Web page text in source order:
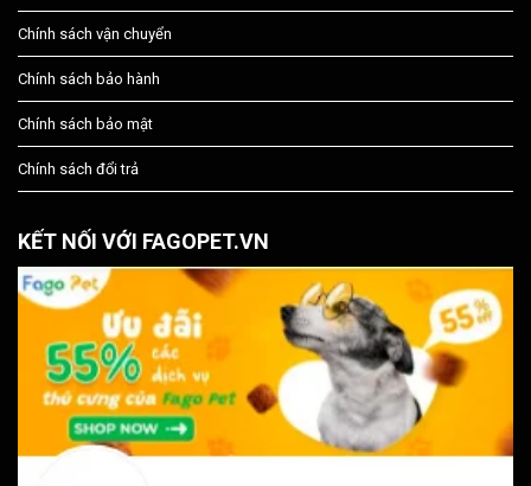
Chính sách vận chuyển
Chính sách bảo hành
Chính sách bảo mật
Chính sách đổi trả
KẾT NỐI VỚI FAGOPET.VN